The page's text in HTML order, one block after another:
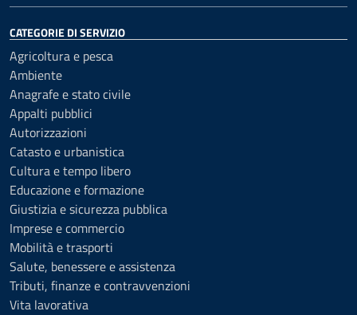
CATEGORIE DI SERVIZIO
Agricoltura e pesca
Ambiente
Anagrafe e stato civile
Appalti pubblici
Autorizzazioni
Catasto e urbanistica
Cultura e tempo libero
Educazione e formazione
Giustizia e sicurezza pubblica
Imprese e commercio
Mobilità e trasporti
Salute, benessere e assistenza
Tributi, finanze e contravvenzioni
Vita lavorativa